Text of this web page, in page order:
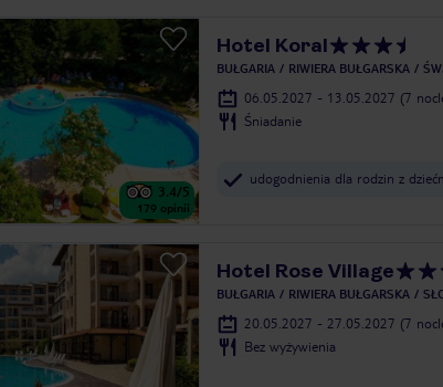
3.4/5
179 opinii
Hotel Koral
BUŁGARIA RIWIERA BUŁGARSKA
06.05.2027 - 13.05.2027 (7
Śniadanie
udogodnienia dla rodzin z
Hotel Rose Village
BUŁGARIA RIWIERA BUŁGARSKA
20.05.2027 - 27.05.2027 (7
Bez wyżywienia